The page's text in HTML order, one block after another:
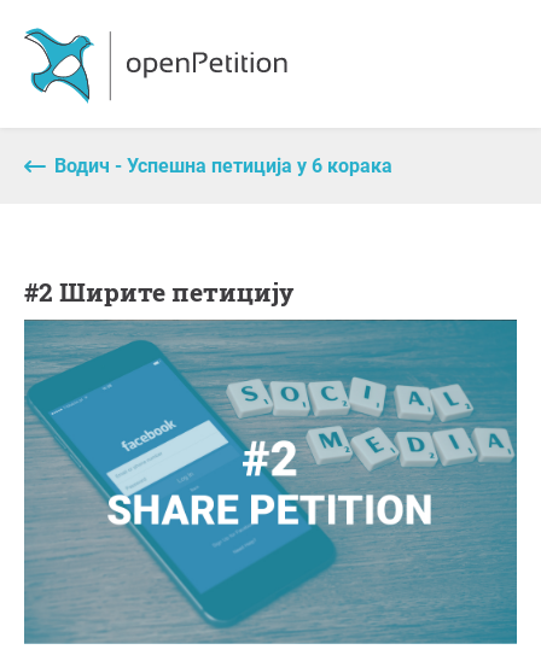
Водич - Успешна петиција у 6 корака
#2 Ширите петицију